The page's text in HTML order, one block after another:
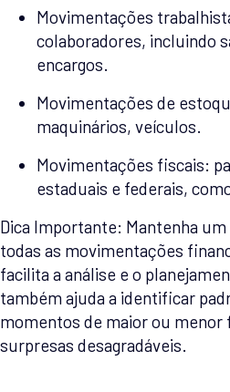
Movimentações
colaboradores, incluindo
encargos.
Movimentações de
maquinários, veículos.
Movimentações fiscais:
estaduais e federais,
Dica Importante: Mantenha
todas as movimentações
facilita a análise e o
também ajuda a identificar
momentos de maior ou menor
surpresas desagradáveis.